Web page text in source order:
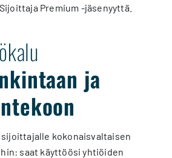
Premium -jäsenyyttä.
ja
kokonaisvaltaisen
saat käyttöösi yhtiöiden